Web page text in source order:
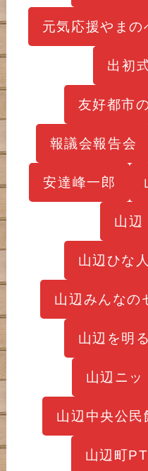
元気応援やまの
出初
友好都市
報議会報告会
安達峰一郎
山
山辺ひな
山辺みんなの
山辺を明
山辺ニッ
山辺中央公民
山辺町